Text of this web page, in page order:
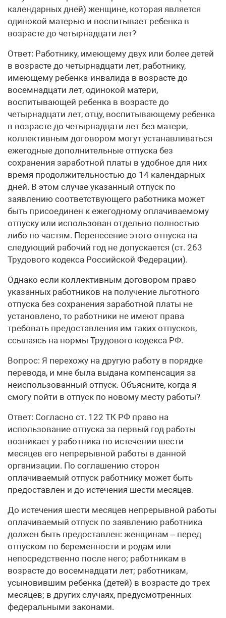
календарных дней) женщине, которая является
одинокой матерью и воспитывает ребенка в
возрасте до четырнадцати лет?
Ответ: Работнику, имеющему двух или более детей
в возрасте до четырнадцати лет, работнику,
имеющему ребенка-инвалида в возрасте до
восемнадцати лет, одинокой матери,
воспитывающей ребенка в возрасте до
четырнадцати лет, отцу, воспитывающему ребенка
в возрасте до четырнадцати лет без матери,
коллективным договором могут устанавливаться
ежегодные дополнительные отпуска без
сохранения заработной платы в удобное для них
время продолжительностью до 14 календарных
дней. В этом случае указанный отпуск по
заявлению соответствующего работника может
быть присоединен к ежегодному оплачиваемому
отпуску или использован отдельно полностью
либо по частям. Перенесение этого отпуска на
следующий рабочий год не допускается (ст. 263
Трудового кодекса Российской Федерации).
Однако если коллективным договором право
указанных работников на получение льготного
отпуска без сохранения заработной платы не
установлено, то работники не имеют права
требовать предоставления им таких отпусков,
ссылаясь на нормы Трудового кодекса РФ.
Вопрос: Я перехожу на другую работу в порядке
перевода, и мне была выдана компенсация за
неиспользованный отпуск. Объясните, когда я
смогу пойти в отпуск по новому месту работы?
Ответ: Согласно ст. 122 ТК РФ право на
использование отпуска за первый год работы
возникает у работника по истечении шести
месяцев его непрерывной работы в данной
организации. По соглашению сторон
оплачиваемый отпуск работнику может быть
предоставлен и до истечения шести месяцев.
До истечения шести месяцев непрерывной работы
оплачиваемый отпуск по заявлению работника
должен быть предоставлен: женщинам – перед
отпуском по беременности и родам или
непосредственно после него; работникам в
возрасте до восемнадцати лет; работникам,
усыновившим ребенка (детей) в возрасте до трех
месяцев; в других случаях, предусмотренных
федеральными законами.